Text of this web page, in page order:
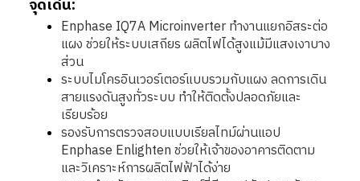
จุดเด่น:
Enphase IQ7A Microinverter ทำงานแยกอิสระต่อ
แผง ช่วยให้ระบบเสถียร ผลิตไฟได้สูงแม้มีแสงเงาบาง
ส่วน
ระบบไมโครอินเวอร์เตอร์แบบรวมกับแผง ลดการเดิน
สายแรงดันสูงทั่วระบบ ทำให้ติดตั้งปลอดภัยและ
เรียบร้อย
รองรับการตรวจสอบแบบเรียลไทม์ผ่านแอป
Enphase Enlighten ช่วยให้เจ้าของอาคารติดตาม
และวิเคราะห์การผลิตไฟฟ้าได้ง่าย